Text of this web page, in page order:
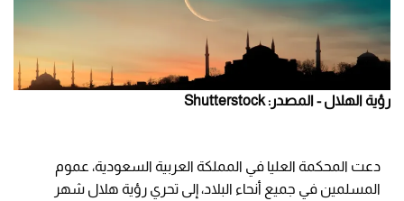
رؤية الهلال - المصدر: Shutterstock
دعت المحكمة العليا في المملكة العربية السعودية، عموم
المسلمين في جميع أنحاء البلاد، إلى تحري رؤية هلال شهر